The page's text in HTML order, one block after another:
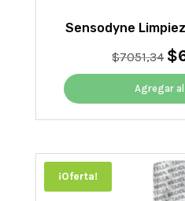
Sensodyne
$7051,34 El
$
Agregar
¡Oferta!